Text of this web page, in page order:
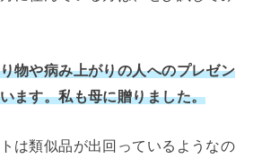
物や病み上がりの人へのプレゼン
ます。私も母に贈りました。
は類似品が出回っているようなの